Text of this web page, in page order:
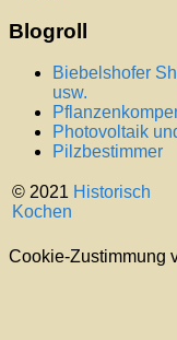
Blogroll
Biebelshofer
usw.
Photovoltaik
Pilzbestimmer
© 2021 Historisch
Kochen
Cookie-Zustimmung